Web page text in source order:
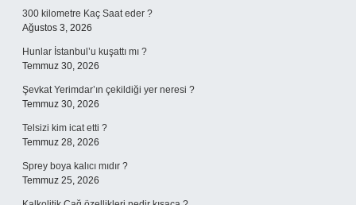
300 kilometre Kaç Saat eder ?
Ağustos 3, 2026
Hunlar İstanbul’u kuşattı mı ?
Temmuz 30, 2026
Şevkat Yerimdar’ın çekildiği yer neresi ?
Temmuz 30, 2026
Telsizi kim icat etti ?
Temmuz 28, 2026
Sprey boya kalıcı mıdır ?
Temmuz 25, 2026